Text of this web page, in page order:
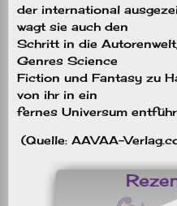
der international
wagt sie auch den
Schritt in die
Genres Science
Fiction und Fantasy zu
von ihr in ein
fernes Universum
(Quelle: AAVAA-